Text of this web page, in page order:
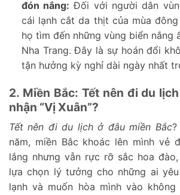
đón nắng: Đối với người dân
cái lạnh cắt da thịt của mùa
họ tìm đến những vùng biển nắng
Nha Trang. Đây là sự hoán đổi
tận hưởng kỳ nghỉ dài ngày nhất
2. Miền Bắc: Tết nên đi du
nhận “Vị Xuân”?
Tết nên đi du lịch ở đâu miền Bắc?
năm, miền Bắc khoác lên mình vẻ
lắng nhưng vẫn rực rỡ sắc hoa
lựa chọn lý tưởng cho những ai
lạnh và muốn hòa mình vào